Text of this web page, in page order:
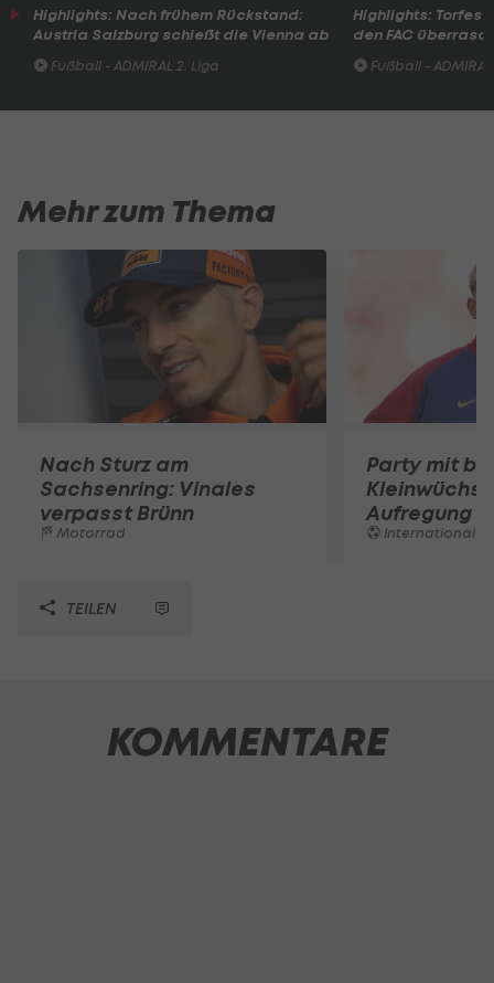
Highlights: Nach frühem Rückstand:
Austria Salzburg schießt die Vienna ab
Fußball - ADMIRAL 2. Liga
Highlights:
den FAC
Fußball -
Mehr zum Thema
Nach Sturz am
Sachsenring: Vinales
verpasst Brünn
Motorrad
Party mit
Aufregung
International
TEILEN
KOMMENTARE